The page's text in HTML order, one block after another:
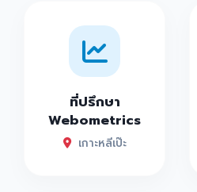
ที่ปรึกษา
Webometrics
เกาะหลีเป๊ะ